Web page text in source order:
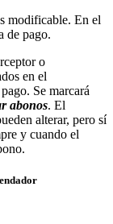
modificable. En el
de pago.
o
en el
Se marcará
abonos. El
alterar, pero sí
y cuando el